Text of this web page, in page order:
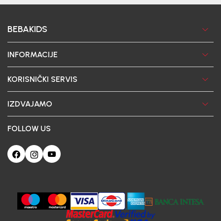
BEBAKIDS
INFORMACIJE
KORISNIČKI SERVIS
IZDVAJAMO
FOLLOW US
Ova web-stranica koristi kolačiće
Poštovani korisniče, naš sajt koristi cookies (kolačiće) u cilju poboljšanja